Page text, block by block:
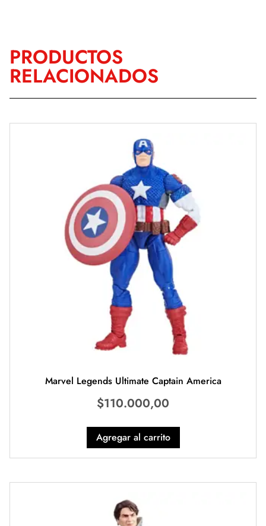
PRODUCTOS
RELACIONADOS
Marvel Legends Ultimate Captain America
$110.000,00
Agregar al carrito